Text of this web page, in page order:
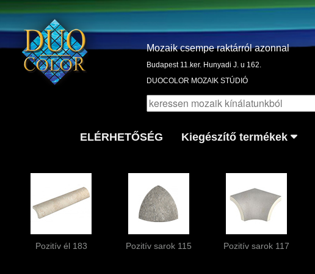
Mozaik csempe raktárról azonnal
Budapest 11.ker. Hunyadi J. u 162.
DUOCOLOR MOZAIK STÚDIÓ
ELÉRHETŐSÉG Kiegészítő termékek
Pozitív él 183 Pozitív sarok 115 Pozitív sarok 117